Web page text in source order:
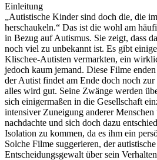
Einleitung
„Autistische Kinder sind doch die, die
herschaukeln.“ Das ist die wohl am
in Bezug auf Autismus. Sie zeigt, dass
noch viel zu unbekannt ist. Es gibt
Klischee-Autisten vermarkten, ein
jedoch kaum jemand. Diese Filme
der Autist findet am Ende doch noch zur
alles wird gut. Seine Zwänge werden
sich einigermaßen in die Gesellschaft
intensiver Zuneigung anderer Menschen
nachdachte und sich doch dazu
Isolation zu kommen, da es ihm ein
Solche Filme suggerieren, der
Entscheidungsgewalt über sein